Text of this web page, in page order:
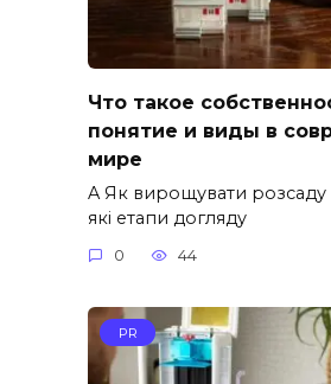
Что такое
понятие и виды в
мире
A Як вирощувати розсаду
які етапи догляду
0 44
PR